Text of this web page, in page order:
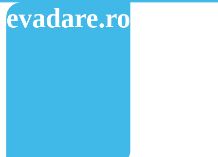
evadare.ro